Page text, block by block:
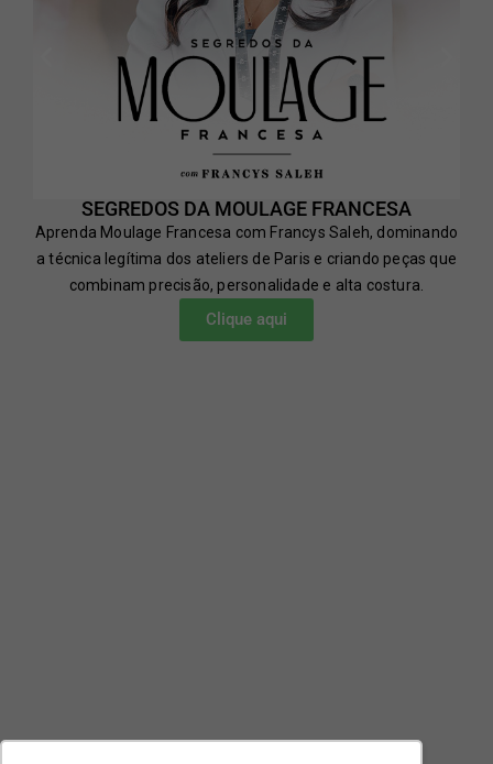
SEGREDOS DA MOULAGE FRANCESA
Aprenda Moulage Francesa com Francys Saleh, dominando
a técnica legítima dos ateliers de Paris e criando peças que
combinam precisão, personalidade e alta costura.
Clique aqui